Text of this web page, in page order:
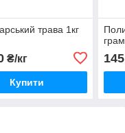
трава 1кг
₴/кг
Купити
145